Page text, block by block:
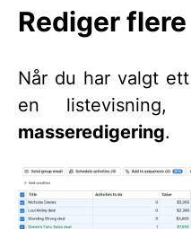
Rediger
Når du har valgt
en listevisning,
masseredigering.